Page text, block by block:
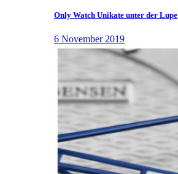
Only Watch Unikate unter der Lupe
6 November 2019